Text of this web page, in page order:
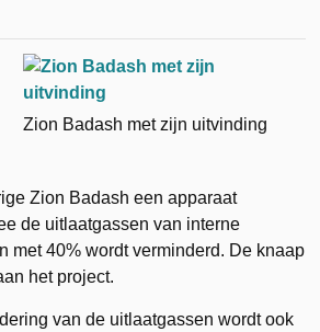
Zion Badash met zijn uitvinding
Zion Badash een apparaat
de uitlaatgassen van interne
met 40% wordt verminderd. De knaap
het project.
van de uitlaatgassen wordt ook